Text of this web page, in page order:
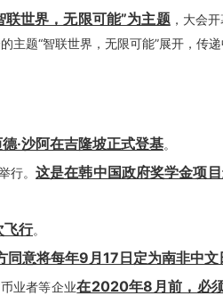
世界，无限可能”为主题，大会
主题“智联世界，无限可能”展开，传
·沙阿在吉隆坡正式登基。
行。这是在韩中国政府奖学金项
飞行。
同意将每年9月17日定为南非中文
业者等企业在2020年8月前，必